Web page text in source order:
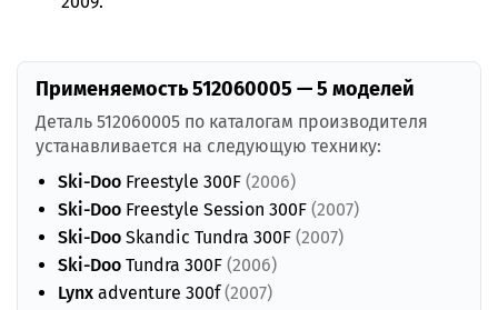
Применяемость 512060005 — 5 моделей
Деталь 512060005 по каталогам производителя
устанавливается на следующую технику:
Ski-Doo Freestyle 300F (2006)
Ski-Doo Freestyle Session 300F (2007)
Ski-Doo Skandic Tundra 300F (2007)
Ski-Doo Tundra 300F (2006)
Lynx adventure 300f(2007)